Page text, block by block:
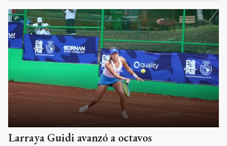
Larraya Guidi avanzó a octavos